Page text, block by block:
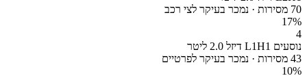
70 מסירות · נמכר בעיקר לצי רכב
17%
4
נוסעים L1H1 דיזל 2.0 ליטר
43 מסירות · נמכר בעיקר לפרטיים
10%